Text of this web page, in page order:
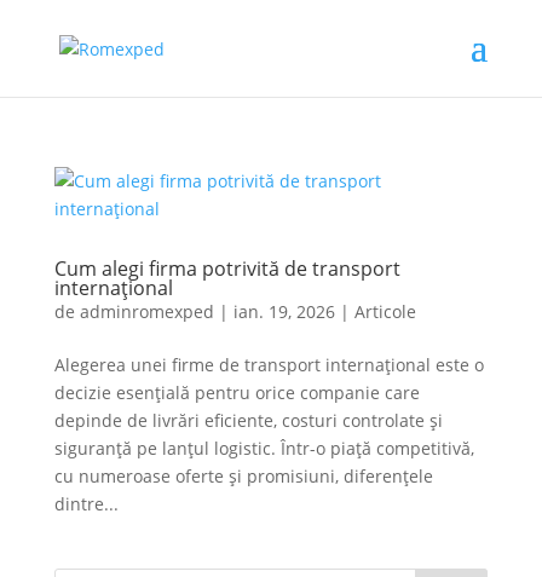
Cum alegi firma potrivită de transport
internațional
de adminromexped | ian. 19, 2026| Articole
Alegerea unei firme de transport internațional este o
decizie esențială pentru orice companie care
depinde de livrări eficiente, costuri controlate și
siguranță pe lanțul logistic. Într-o piață competitivă,
cu numeroase oferte și promisiuni, diferențele
dintre...